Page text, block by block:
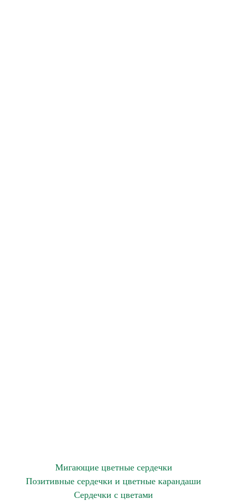
Мигающие цветные сердечки
Позитивные сердечки и цветные карандаши
Сердечки с цветами